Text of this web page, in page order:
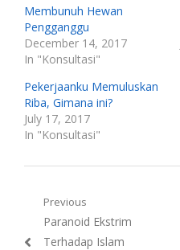
Membunuh Hewan
Pengganggu
December 14, 2017
In "Konsultasi"
Pekerjaanku Memuluskan
Riba, Gimana ini?
July 17, 2017
In "Konsultasi"
Post
navigation
Previous
Previous
post:
Paranoid Ekstrim
Terhadap Islam